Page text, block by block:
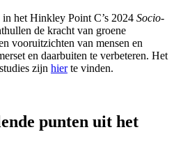
het Hinkley Point C’s 2024 Socio-
de kracht van groene
vooruitzichten van mensen en
en daarbuiten te verbeteren. Het
zijn hierte vinden.
punten uit het